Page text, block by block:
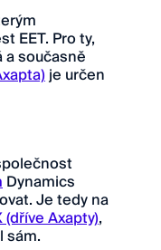
EET. Pro ty,
současně
je určen
Dynamics
Je tedy na
Axapty),
sám.